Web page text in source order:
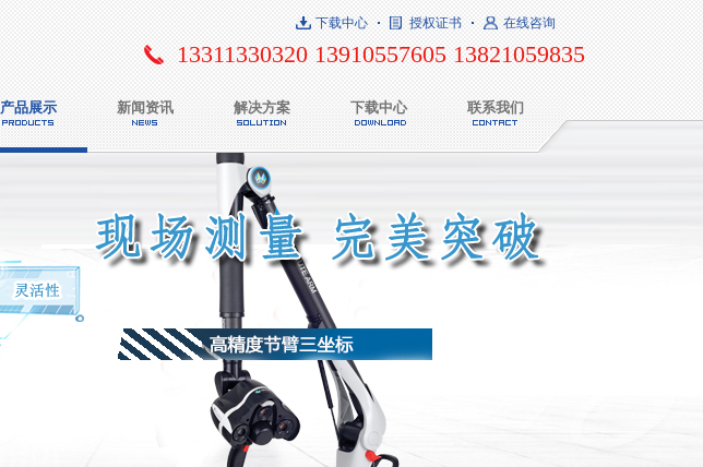
在线咨询
授权证书
下载中心
13311330320 13910557605 13821059835
产品展示 新闻资讯 解决方案 下载中心 联系我们